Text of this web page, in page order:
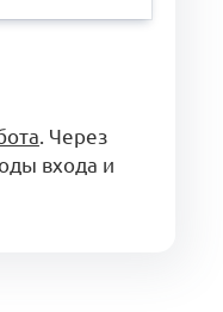
. Через
входа и